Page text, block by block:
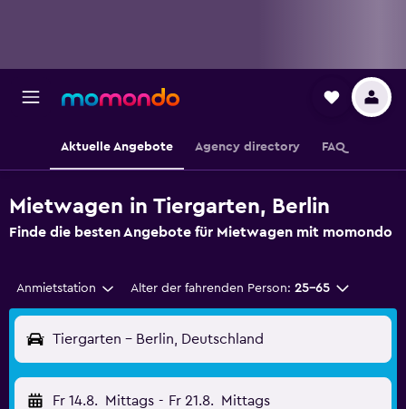
Aktuelle Angebote Agency directory FAQ
Mietwagen in Tiergarten, Berlin
Finde die besten Angebote für Mietwagen mit momondo
Anmietstation Alter der fahrenden Person: 25-65
Tiergarten - Berlin, Deutschland
Fr 14.8. Mittags - Fr 21.8. Mittags